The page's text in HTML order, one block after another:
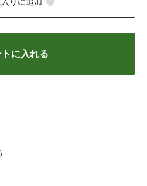
りに追加
トに入れる